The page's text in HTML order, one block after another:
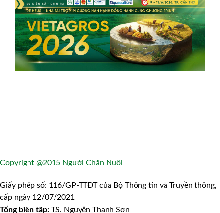
Copyright @2015 Người Chăn Nuôi
Giấy phép số: 116/GP-TTĐT của Bộ Thông tin và Truyền thông,
cấp ngày 12/07/2021
Tổng biên tập: TS. Nguyễn Thanh Sơn